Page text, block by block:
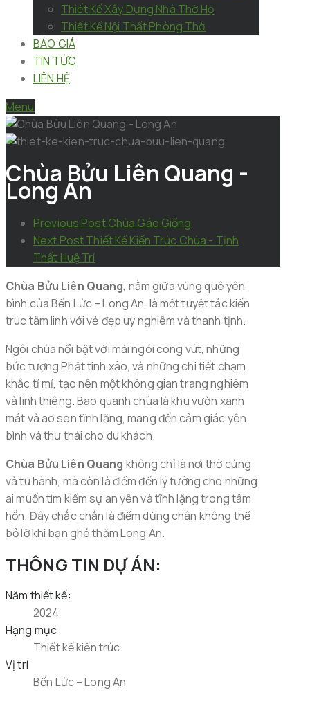
Thiết Kế Xây Dựng Nhà Thờ Họ
Thiết Kế Nội Thất Phòng Thờ
BÁO GIÁ
TIN TỨC
LIÊN HỆ
Menu
Chùa Bửu Liên Quang -
Long An
Previous PostChùa Gáo Giồng
Next PostThiết Kế Kiến Trúc Chùa - Tịnh
Thất Huệ Trí
Chùa Bửu Liên Quang, nằm giữa vùng quê yên
bình của Bến Lức – Long An, là một tuyệt tác kiến
trúc tâm linh với vẻ đẹp uy nghiêm và thanh tịnh.
Ngôi chùa nổi bật với mái ngói cong vút, những
bức tượng Phật tinh xảo, và những chi tiết chạm
khắc tỉ mỉ, tạo nên một không gian trang nghiêm
và linh thiêng. Bao quanh chùa là khu vườn xanh
mát và ao sen tĩnh lặng, mang đến cảm giác yên
bình và thư thái cho du khách.
Chùa Bửu Liên Quang không chỉ là nơi thờ cúng
và tu hành, mà còn là điểm đến lý tưởng cho những
ai muốn tìm kiếm sự an yên và tĩnh lặng trong tâm
hồn. Đây chắc chắn là điểm dừng chân không thể
bỏ lỡ khi bạn ghé thăm Long An.
THÔNG TIN DỰ ÁN:
Năm thiết kế:
2024
Hạng mục
Thiết kế kiến trúc
Vị trí
Bến Lức – Long An